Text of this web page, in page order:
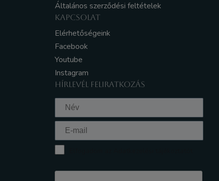
Általános szerződési feltételek
KAPCSOLAT
Elérhetőségeink
Facebook
Youtube
Instagram
HÍRLEVÉL FELIRATKOZÁS